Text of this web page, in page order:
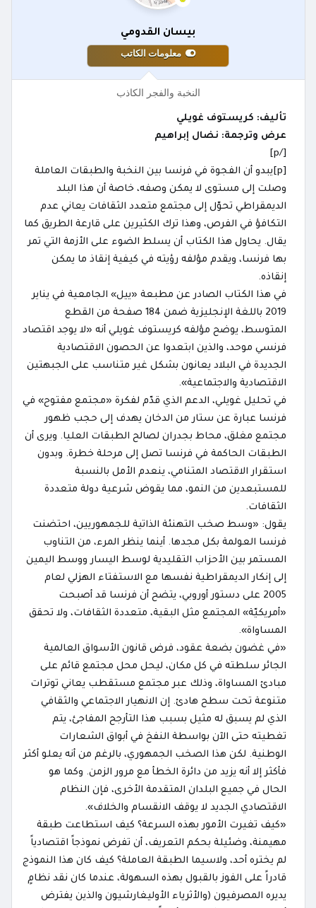
بيسان القدومي
معلومات الكاتب
النخبة والفجر الكاذب
تأليف: كريستوف غويلي
عرض وترجمة: نضال إبراهيم
[/p]
[p]يبدو أن الفجوة في فرنسا بين النخبة والطبقات العاملة
وصلت إلى مستوى لا يمكن وصفه، خاصة أن هذا البلد
الديمقراطي تحوّل إلى مجتمع متعدد الثقافات يعاني عدم
التكافؤ في الفرص، وهذا ترك الكثيرين على قارعة الطريق كما
يقال. يحاول هذا الكتاب أن يسلط الضوء على الأزمة التي تمر
بها فرنسا، ويقدم مؤلفه رؤيته في كيفية إنقاذ ما يمكن
إنقاذه.
في هذا الكتاب الصادر عن مطبعة «ييل» الجامعية في يناير
2019 باللغة الإنجليزية ضمن 184 صفحة من القطع
المتوسط، يوضح مؤلفه كريستوف غويلي أنه «لا يوجد اقتصاد
فرنسي موحد، والذين ابتعدوا عن الحصون الاقتصادية
الجديدة في البلاد يعانون بشكل غير متناسب على الجبهتين
الاقتصادية والاجتماعية».
في تحليل غويلي، الدعم الذي قدّم لفكرة «مجتمع مفتوح» في
فرنسا عبارة عن ستار من الدخان يهدف إلى حجب ظهور
مجتمع مغلق، محاط بجدران لصالح الطبقات العليا. ويرى أن
الطبقات الحاكمة في فرنسا تصل إلى مرحلة خطرة. وبدون
استقرار الاقتصاد المتنامي، ينعدم الأمل بالنسبة
للمستبعدين من النمو، مما يقوض شرعية دولة متعددة
الثقافات.
يقول: «وسط صخب التهنئة الذاتية للجمهوريين، احتضنت
فرنسا العولمة بكل مجدها. أينما ينظر المرء، من التناوب
المستمر بين الأحزاب التقليدية لوسط اليسار ووسط اليمين
إلى إنكار الديمقراطية نفسها مع الاستفتاء الهزلي لعام
2005 على دستور أوروبي، يتضح أن فرنسا قد أصبحت
«أمريكيّة» المجتمع مثل البقية، متعددة الثقافات، ولا تحقق
المساواة».
«في غضون بضعة عقود، فرض قانون الأسواق العالمية
الجائر سلطته في كل مكان، ليحل محل مجتمع قائم على
مبادئ المساواة، وذلك عبر مجتمع مستقطب يعاني توترات
متنوعة تحت سطح هادئ. إن الانهيار الاجتماعي والثقافي
الذي لم يسبق له مثيل بسبب هذا التأرجح المفاجئ، يتم
تغطيته حتى الآن بواسطة النفخ في أبواق الشعارات
الوطنية. لكن هذا الصخب الجمهوري، بالرغم من أنه يعلو أكثر
فأكثر إلا أنه يزيد من دائرة الخطأ مع مرور الزمن. وكما هو
الحال في جميع البلدان المتقدمة الأخرى، فإن النظام
الاقتصادي الجديد لا يوقف الانقسام والخلاف».
«كيف تغيرت الأمور بهذه السرعة؟ كيف استطاعت طبقة
مهيمنة، وضئيلة بحكم التعريف، أن تفرض نموذجاً اقتصادياً
لم يختره أحد، ولاسيما الطبقة العاملة؟ كيف كان هذا النموذج
قادراً على الفوز بالقبول بهذه السهولة، عندما كان نقد نظامٍ
يديره المصرفيون (والأثرياء الأوليغارشيون والذين يفترض